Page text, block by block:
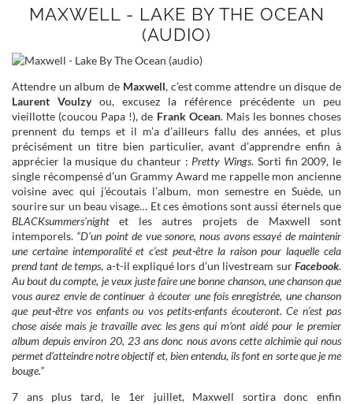
MAXWELL - LAKE BY THE OCEAN
(AUDIO)
Attendre un album de Maxwell, c’est comme attendre un disque de
Laurent Voulzyou, excusez la référence précédente un peu
vieillotte (coucou Papa !), de Frank Ocean. Mais les bonnes choses
prennent du temps et il m’a d’ailleurs fallu des années, et plus
précisément un titre bien particulier, avant d’apprendre enfin à
apprécier la musique du chanteur : Pretty Wings. Sorti fin 2009, le
single récompensé d’un Grammy Award me rappelle mon ancienne
voisine avec qui j’écoutais l’album, mon semestre en Suède, un
sourire sur un beau visage… Et ces émotions sont aussi éternels que
BLACKsummers’night et les autres projets de Maxwell sont
intemporels. “D’un point de vue sonore, nous avons essayé de maintenir
une certaine intemporalité et c’est peut-être la raison pour laquelle cela
prend tant de temps, a-t-il expliqué lors d’un livestream surFacebook.
Au bout du compte, je veux juste faire une bonne chanson, une chanson que
vous aurez envie de continuer à écouter une fois enregistrée, une chanson
que peut-être vos enfants ou vos petits-enfants écouteront. Ce n’est pas
chose aisée mais je travaille avec les gens qui m’ont aidé pour le premier
album depuis environ 20, 23 ans donc nous avons cette alchimie qui nous
permet d’atteindre notre objectif et, bien entendu, ils font en sorte que je me
bouge.”
7 ans plus tard, le 1er juillet, Maxwell sortira donc enfin